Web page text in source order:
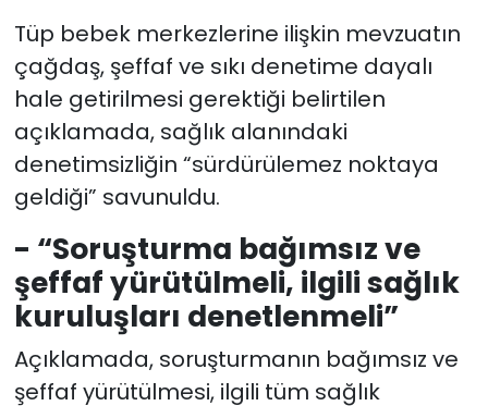
Tüp bebek merkezlerine ilişkin mevzuatın
çağdaş, şeffaf ve sıkı denetime dayalı
hale getirilmesi gerektiği belirtilen
açıklamada, sağlık alanındaki
denetimsizliğin “sürdürülemez noktaya
geldiği” savunuldu.
- “Soruşturma bağımsız ve
şeffaf yürütülmeli, ilgili sağlık
kuruluşları denetlenmeli”
Açıklamada, soruşturmanın bağımsız ve
şeffaf yürütülmesi, ilgili tüm sağlık